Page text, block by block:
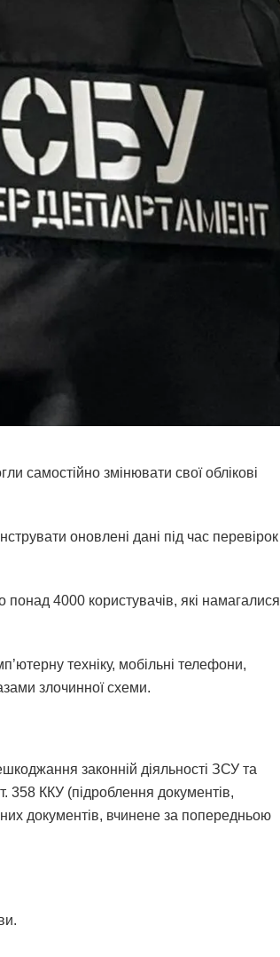
самостійно змінювати свої облікові
оновлені дані під час перевірок
4000 користувачів, які намагалися
техніку, мобільні телефони,
злочинної схеми.
законній діяльності ЗСУ та
358 ККУ (підроблення документів,
документів, вчинене за попередньою